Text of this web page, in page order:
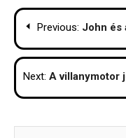
Bejegyzés
navigáció
Previous: John és
Next: A villanymotor